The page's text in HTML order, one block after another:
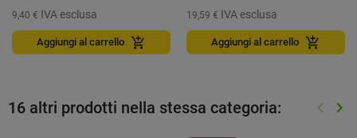
9,40 € IVA esclusa
Aggiungi al carrello add_shopping_cart
19,59 € IVA esclusa
Aggiungi al carrello add_shopping_cart
16 altri prodotti nella stessa categoria: keyboard_arrow_left keyboard_arrow_right